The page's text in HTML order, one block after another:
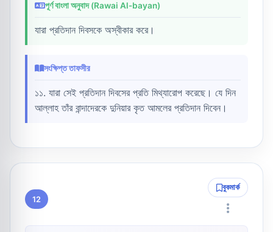
পূর্ণ বাংলা অনুবাদ (Rawai Al-bayan)
যারা প্রতিদান দিবসকে অস্বীকার করে।
সংক্ষিপ্ত তাফসীর
১১. যারা সেই প্রতিদান দিবসের প্রতি মিথ্যারোপ করেছে। যে দিন
আল্লাহ তাঁর বান্দাদেরকে দুনিয়ার কৃত আমলের প্রতিদান দিবেন।
12
বুকমার্ক